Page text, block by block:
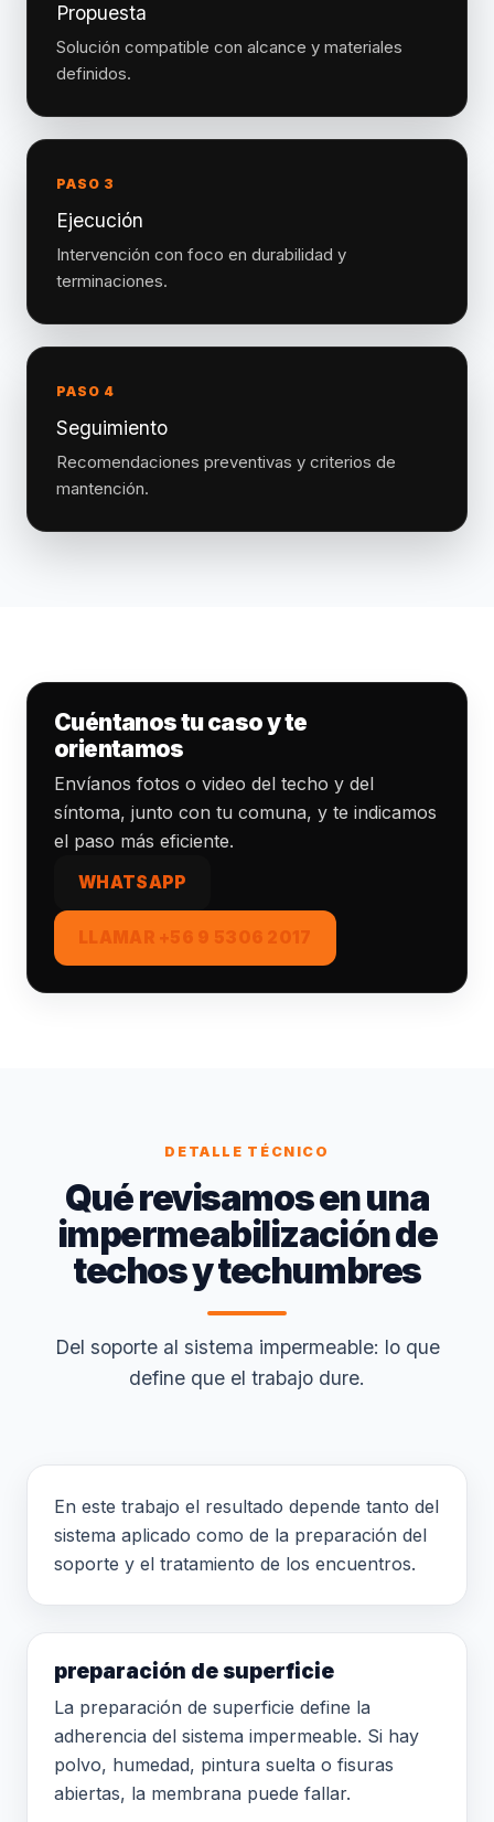
Propuesta
Solución compatible con alcance y materiales
definidos.
PASO 3
Ejecución
Intervención con foco en durabilidad y
terminaciones.
PASO 4
Seguimiento
Recomendaciones preventivas y criterios de
mantención.
Cuéntanos tu caso y te
orientamos
Envíanos fotos o video del techo y del
síntoma, junto con tu comuna, y te indicamos
el paso más eficiente.
WHATSAPP
LLAMAR +56 9 5306 2017
DETALLE TÉCNICO
Qué revisamos en una
impermeabilización de
techos y techumbres
Del soporte al sistema impermeable: lo que
define que el trabajo dure.
En este trabajo el resultado depende tanto del
sistema aplicado como de la preparación del
soporte y el tratamiento de los encuentros.
preparación de superficie
La preparación de superficie define la
adherencia del sistema impermeable. Si hay
polvo, humedad, pintura suelta o fisuras
abiertas, la membrana puede fallar.